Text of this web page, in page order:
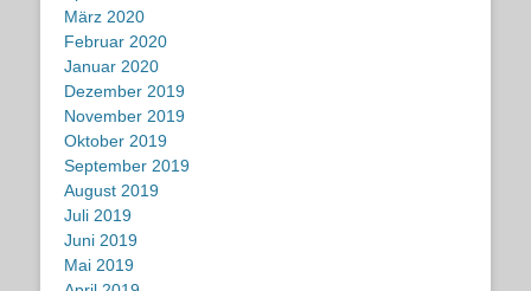
März 2020
Februar 2020
Januar 2020
Dezember 2019
November 2019
Oktober 2019
September 2019
August 2019
Juli 2019
Juni 2019
Mai 2019